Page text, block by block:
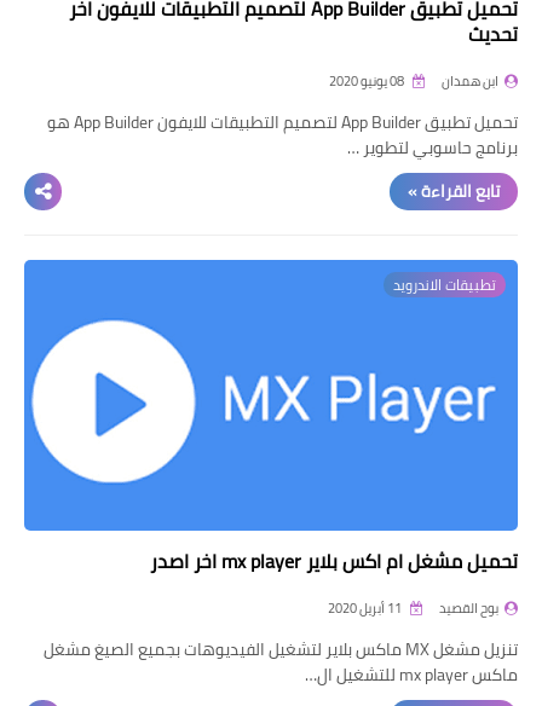
تحميل تطبيق App Builder لتصميم التطبيقات للايفون اخر
تحديث
ابن همدان
تحميل تطبيق App Builder لتصميم التطبيقات للايفون App Builder هو
برنامج حاسوبي لتطوير …
تابع القراءة »
تطبيقات الاندرويد
تحميل مشغل ام اكس بلاير mx player اخر اصدر
بوح القصيد
تنزيل مشغل MX ماكس بلاير لتشغيل الفيديوهات بجميع الصيغ مشغل
ماكس mx player للتشغيل ال…